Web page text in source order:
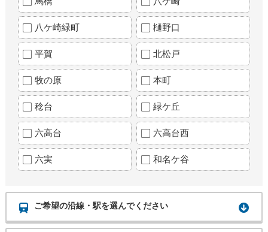
八ケ崎緑町 樋野口
平賀 北松戸
牧の原 本町
稔台 緑ケ丘
六高台 六高台西
六実 和名ケ谷
ご希望の沿線・駅を選んでください